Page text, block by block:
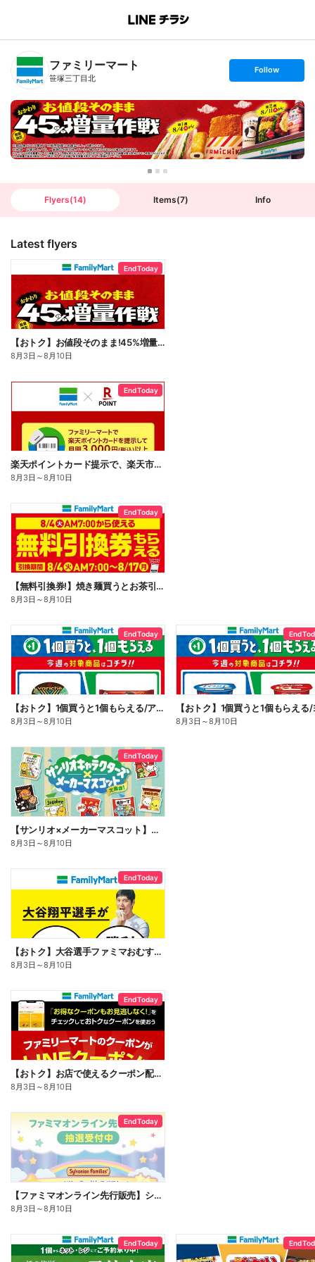
B
n
T
ファミリーマート
笹塚三丁目北
s
t
o
l
l
o
w
Follow
Flyers(14) Items(7) Info
Latest flyers
End Today
【おトク】お値段そのまま!45%増量作戦!
8月3日 ～8月10日
End Today
楽天ポイントカード提示で、楽天市場でのお買い物がおトクに!
8月3日 ～8月10日
End Today
【無料引換券!】焼き麺買うとお茶引換券貰える!
8月3日 ～8月10日
End Today
【おトク】1個買うと1個もらえる/アイス
8月3日 ～8月10日
End
8月3日 ～8月10日
End Today
【サンリオ×メーカーマスコット】オリジナルグッズ貰える!
8月3日 ～8月10日
End Today
【おトク】大谷選手ファミマおむすび割
8月3日 ～8月10日
End Today
【おトク】お店で使えるクーポン配信中
8月3日 ～8月10日
End Today
【ファミマオンライン先行販売】シルバニアファミリー
8月3日 ～8月10日
End Today End